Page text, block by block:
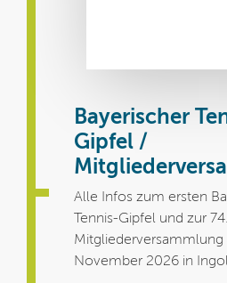
Bayerischer
Gipfel /
Alle Infos zum ersten
Tennis-Gipfel und zur
Mitgliederversammlung
November 2026 in